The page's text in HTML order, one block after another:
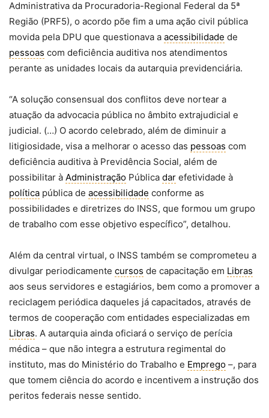
Administrativa da Procuradoria-Regional Federal da 5ª
Região (PRF5), o acordo põe fim a uma ação civil pública
movida pela DPU que questionava a acessibilidade de
pessoas com deficiência auditiva nos atendimentos
perante as unidades locais da autarquia previdenciária.
“A solução consensual dos conflitos deve nortear a
atuação da advocacia pública no âmbito extrajudicial e
judicial. (…) O acordo celebrado, além de diminuir a
litigiosidade, visa a melhorar o acesso das pessoas com
deficiência auditiva à Previdência Social, além de
possibilitar à Administração Pública dar efetividade à
política pública de acessibilidade conforme as
possibilidades e diretrizes do INSS, que formou um grupo
de trabalho com esse objetivo específico”, detalhou.
Além da central virtual, o INSS também se comprometeu a
divulgar periodicamente cursos de capacitação em Libras
aos seus servidores e estagiários, bem como a promover a
reciclagem periódica daqueles já capacitados, através de
termos de cooperação com entidades especializadas em
Libras. A autarquia ainda oficiará o serviço de perícia
médica – que não integra a estrutura regimental do
instituto, mas do Ministério do Trabalho e Emprego –, para
que tomem ciência do acordo e incentivem a instrução dos
peritos federais nesse sentido.